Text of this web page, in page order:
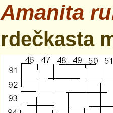
Amanita
rdečkasta